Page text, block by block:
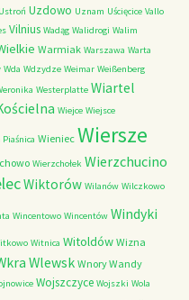
Ustroń Uzdowo Uznam Uścięcice Vallo
Vilnius Wadąg Walidrogi Walim
Warmiak Warszawa Warta
Wda Wdzydze Weimar Weißenberg
Westerplatte Wiartel
Wiejce Wiejsce
Wieniec Wiersze
Wierzchołek Wierzchucino
Wiktorów Wilanów Wilczkowo
Wincentowo Wincentów Windyki
Witnica Witoldów Wizna
Wlewsk Wnory Wandy
Wojszczyce Wojszki Wola